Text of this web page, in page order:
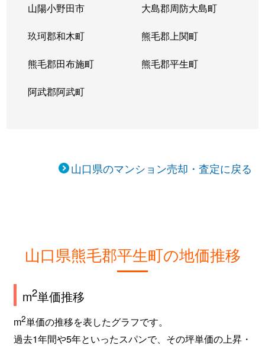
山陽小野田市 大島郡周防大島町
玖珂郡和木町 熊毛郡上関町
熊毛郡田布施町 熊毛郡平生町
阿武郡阿武町
山口県のマンション売却・査定に戻る
山口県熊毛郡平生町の地価推移
m2単価推移
m2単価の推移を表したグラフです。
過去1年間や5年といったスパンで、その坪単価の上昇・